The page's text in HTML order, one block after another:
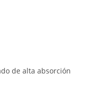
de alta absorción